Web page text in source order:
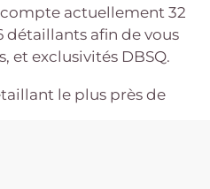
actuellement 32
afin de vous
et exclusivités DBSQ.
le plus près de